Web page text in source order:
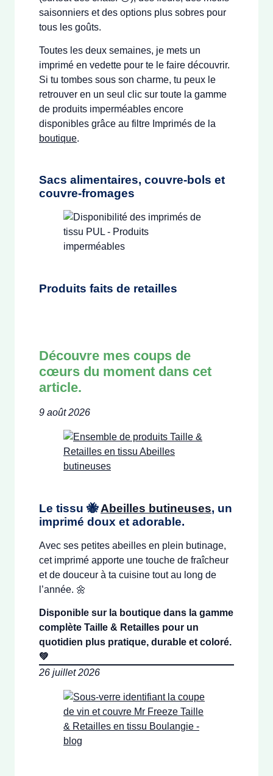
saisonniers et des options plus sobres pour
tous les goûts.
Toutes les deux semaines, je mets un
imprimé en vedette pour te le faire découvrir.
Si tu tombes sous son charme, tu peux le
retrouver en un seul clic sur toute la gamme
de produits imperméables encore
disponibles grâce au filtre Imprimés de la
boutique.
Sacs alimentaires, couvre-bols et
couvre-fromages
Produits faits de retailles
Découvre mes coups de
cœurs du moment dans cet
article.
9 août 2026
Le tissu 🐝Abeilles butineuses, un
imprimé doux et adorable.
Avec ses petites abeilles en plein butinage,
cet imprimé apporte une touche de fraîcheur
et de douceur à ta cuisine tout au long de
l’année. 🌼
Disponible sur la boutique dans la gamme
complète Taille & Retailles pour un
quotidien plus pratique, durable et coloré.
💚
26 juillet 2026